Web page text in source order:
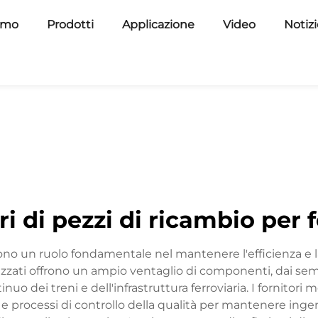
Prodotti Applicazione Video
di pezzi di ricambio per
un ruolo fondamentale nel mantenere l'efficienza e
offrono un ampio ventaglio di componenti, dai
dei treni e dell'infrastruttura ferroviaria. I fornitori
processi di controllo della qualità per mantenere